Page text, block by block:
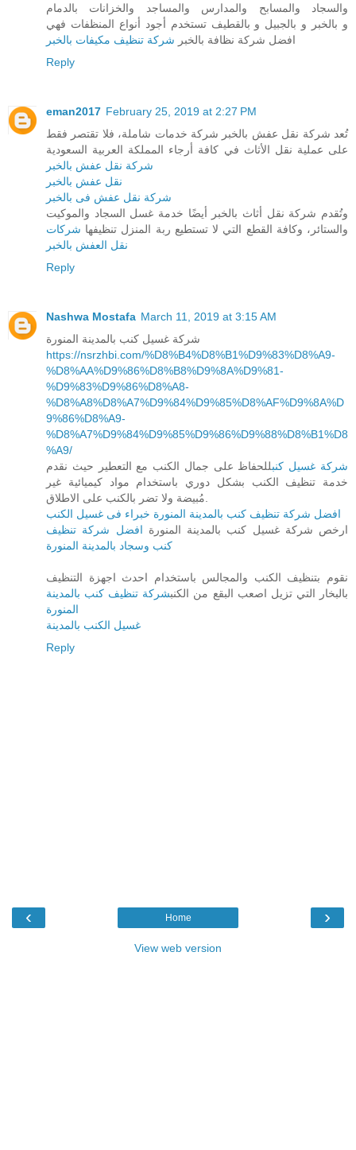
والسجاد والمسابح والمدارس والمساجد والخزانات بالدمام
و بالخبر و بالجبيل و بالقطيف تستخدم أجود أنواع المنظفات فهي
افضل شركة نظافة بالخبر شركة تنظيف مكيفات بالخبر
Reply
eman2017 February 25, 2019 at 2:27 PM
تُعد شركة نقل عفش بالخبر شركة خدمات شاملة، فلا تقتصر فقط
على عملية نقل الأثاث في كافة أرجاء المملكة العربية السعودية
شركة نقل عفش بالخبر
نقل عفش بالخبر
شركة نقل عفش فى بالخبر
وتُقدم شركة نقل أثاث بالخبر أيضًا خدمة غسل السجاد والموكيت
والستائر، وكافة القطع التي لا تستطيع ربة المنزل تنظيفها شركات
نقل العفش بالخبر
Reply
Nashwa Mostafa March 11, 2019 at 3:15 AM
شركة غسيل كنب بالمدينة المنورة
https://nsrzhbi.com/%D8%B4%D8%B1%D9%83%D8%A9-
%D8%AA%D9%86%D8%B8%D9%8A%D9%81-
%D9%83%D9%86%D8%A8-
%D8%A8%D8%A7%D9%84%D9%85%D8%AF%D9%8A%D
9%86%D8%A9-
%D8%A7%D9%84%D9%85%D9%86%D9%88%D8%B1%D8
%A9/
شركة غسيل كنبللحفاظ على جمال الكنب مع التعطير حيث نقدم
خدمة تنظيف الكنب بشكل دوري باستخدام مواد كيميائية غير
افضل شركة تنظيف كنب بالمدينة المنورة خبراء فى غسيل الكنب
ارخص شركة غسيل كنب بالمدينة المنورة افضل شركة تنظيف
كنب وسجاد بالمدينة المنورة
نقوم بتنظيف الكنب والمجالس باستخدام احدث اجهزة التنظيف
بالبخار التي تزيل اصعب البقع من الكنبشركة تنظيف كنب بالمدينة
المنورة
غسيل الكنب بالمدينة
Reply
‹ ›
Home
View web version